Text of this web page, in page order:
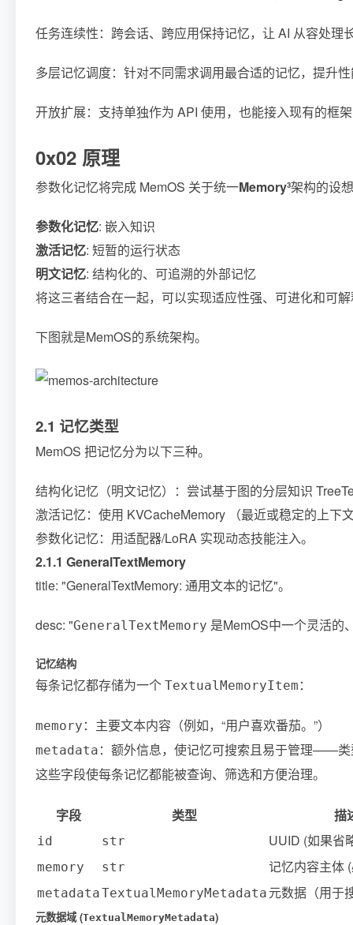
任务连续性：跨会话、跨应用保持记忆，让 AI 从容处理
多层记忆调度：针对不同需求调用最合适的记忆，提升
开放扩展：支持单独作为 API 使用，也能接入现有的框
0x02 原理
参数化记忆将完成 MemOS 关于统一Memory³架构的设
参数化记忆: 嵌入知识
激活记忆: 短暂的运行状态
明文记忆: 结构化的、可追溯的外部记忆
将这三者结合在一起，可以实现适应性强、可进化和可
下图就是MemOS的系统架构。
2.1 记忆类型
MemOS 把记忆分为以下三种。
结构化记忆（明文记忆）：尝试基于图的分层知识
激活记忆：使用 KVCacheMemory （最近或稳定的上下
参数化记忆：用适配器/LoRA 实现动态技能注入。
2.1.1 GeneralTextMemory
title: "GeneralTextMemory: 通用文本的记忆"。
desc: "GeneralTextMemory 是MemOS中一个灵活的
记忆结构
每条记忆都存储为一个 TextualMemoryItem ：
memory ：主要文本内容（例如，“用户喜欢番茄。”）
metadata ：额外信息，使记忆可搜索且易于管理——
这些字段使每条记忆都能被查询、筛选和方便治理。
字段 类型 描
id str UUID (如果省
memory str 记忆内容主体
metadataTextualMemoryMetadata 元数据（用于
元数据域 (TextualMemoryMetadata)